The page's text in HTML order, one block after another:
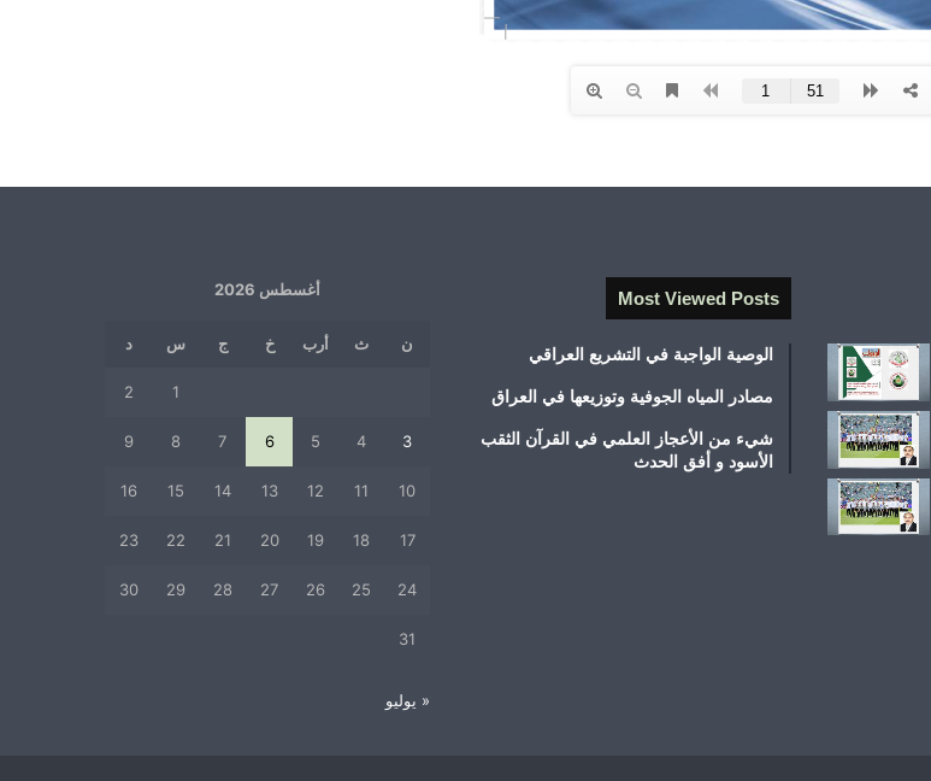
Most Viewed Posts
الوصية الواجبة في التشريع العراقي
مصادر المياه الجوفية وتوزيعها في العراق
شيء من الأعجاز العلمي في القرآن الثقب
الأسود و أفق الحدث
أغسطس 2026
ن ث أرب خ ج س د
1
2
3
4
5
6
7
8
9
10
11
12
13
14
15
16
17
18
19
20
21
22
23
24
25
26
27
28
29
30
31
« يوليو